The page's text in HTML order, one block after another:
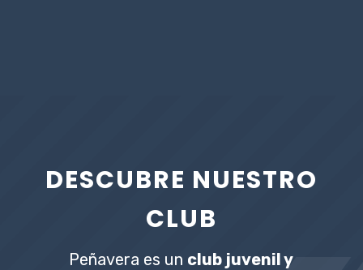
DESCUBRE NUESTRO
CLUB
Peñavera es un club juvenil y